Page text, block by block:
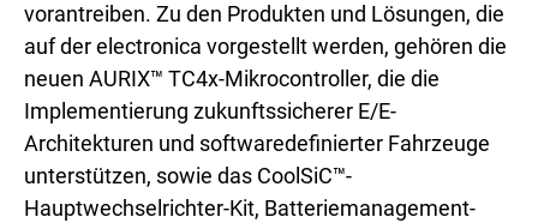
vorantreiben. Zu den Produkten und Lösungen, die
auf der electronica vorgestellt werden, gehören die
neuen AURIX™ TC4x-Mikrocontroller, die die
Implementierung zukunftssicherer E/E-
Architekturen und softwaredefinierter Fahrzeuge
unterstützen, sowie das CoolSiC™-
Hauptwechselrichter-Kit, Batteriemanagement-